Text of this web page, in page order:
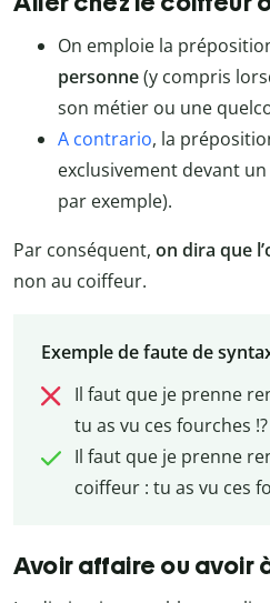
On emploie la
personne(y compris
son métier ou une
A contrario, la
exclusivement devant
par exemple).
Par conséquent, on dira que
non au coiffeur.
Exemple de faute de
Il faut que je prenne
tu as vu ces fourches !?
Il faut que je prenne
coiffeur : tu as vu ces
Avoir affaire ou avoir